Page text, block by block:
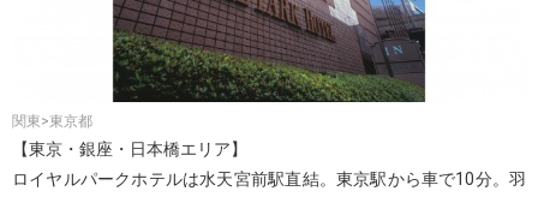
関東>東京都
【東京・銀座・日本橋エリア】
ロイヤルパークホテルは水天宮前駅直結。東京駅から車で10分。羽